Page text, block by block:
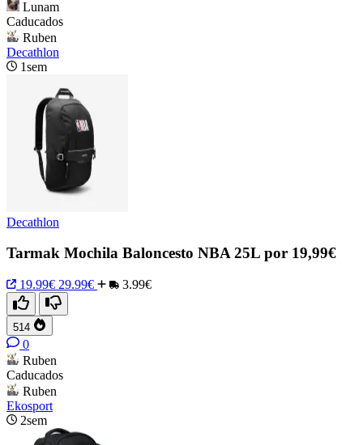
Lunam
Caducados
Ruben
Decathlon
1sem
Decathlon
Tarmak Mochila Baloncesto NBA 25L por 19,99€
19.99€ 29.99€ 3.99€
514
0
Ruben
Caducados
Ruben
Ekosport
2sem